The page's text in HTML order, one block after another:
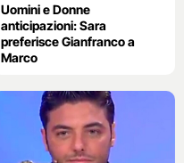
Uomini e Donne
anticipazioni: Sara
preferisce Gianfranco a
Marco